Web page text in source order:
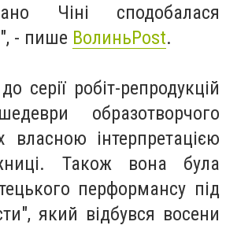
Чіні сподобалася
- пише ВолиньPost.
серії робіт-репродукцій
образотворчого
власною інтерпретацією
Також вона була
перформансу під
який відбувся восени